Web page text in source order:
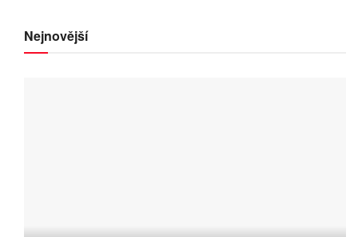
Nejnovější